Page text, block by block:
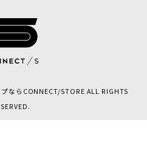
ならCONNECT/STORE ALL RIGHTS